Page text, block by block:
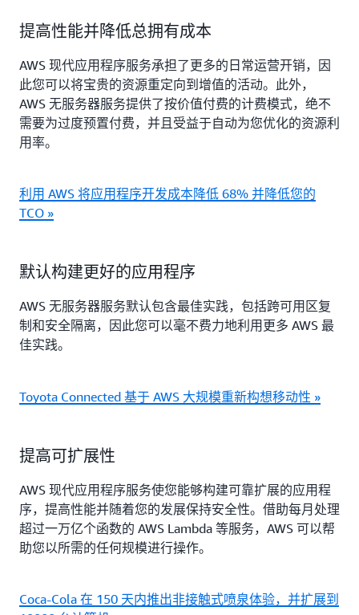
提高性能并降低总拥有成本
AWS 现代应用程序服务承担了更多的日常运营开销，因
此您可以将宝贵的资源重定向到增值的活动。此外，
AWS 无服务器服务提供了按价值付费的计费模式，绝不
需要为过度预置付费，并且受益于自动为您优化的资源利
用率。
利用 AWS 将应用程序开发成本降低 68% 并降低您的
TCO »
默认构建更好的应用程序
AWS 无服务器服务默认包含最佳实践，包括跨可用区复
制和安全隔离，因此您可以毫不费力地利用更多 AWS 最
佳实践。
Toyota Connected 基于 AWS 大规模重新构想移动性 »
提高可扩展性
AWS 现代应用程序服务使您能够构建可靠扩展的应用程
序，提高性能并随着您的发展保持安全性。借助每月处理
超过一万亿个函数的 AWS Lambda 等服务，AWS 可以帮
助您以所需的任何规模进行操作。
Coca-Cola 在 150 天内推出非接触式喷泉体验，并扩展到